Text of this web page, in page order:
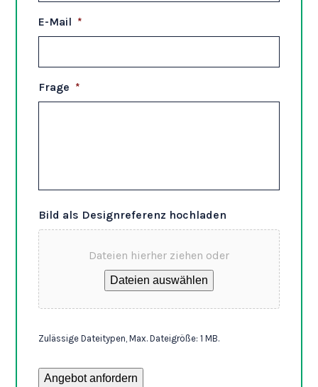
E-Mail *
Frage *
Bild als Designreferenz hochladen
Dateien hierher ziehen oder
Dateien auswählen
Zulässige Dateitypen, Max. Dateigröße: 1 MB.
Angebot anfordern